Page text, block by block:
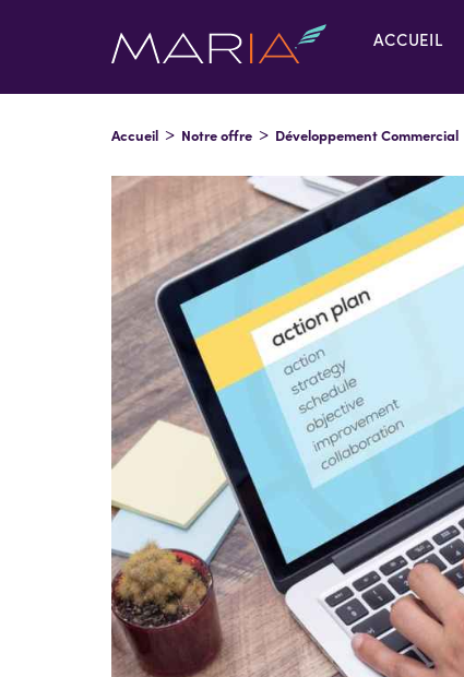
ACCUEIL
Accueil Notre offre Développement Commercial